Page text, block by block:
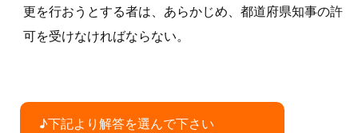
更を行おうとする者は、あらかじめ、都道府県知事の許
可を受けなければならない。
♪下記より解答を選んで下さい